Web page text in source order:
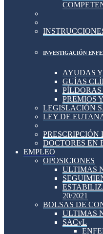
INVESTIGACIÓN
AYUDAS
GUÍAS
PREMIOS
LEGISLACIÓN
LEY DE
PRESCRIPCIÓN
DOCTORES EN
EMPLEO
OPOSICIONES
ULTIMAS
20/2021
BOLSAS DE
ULTIMAS
SACyL